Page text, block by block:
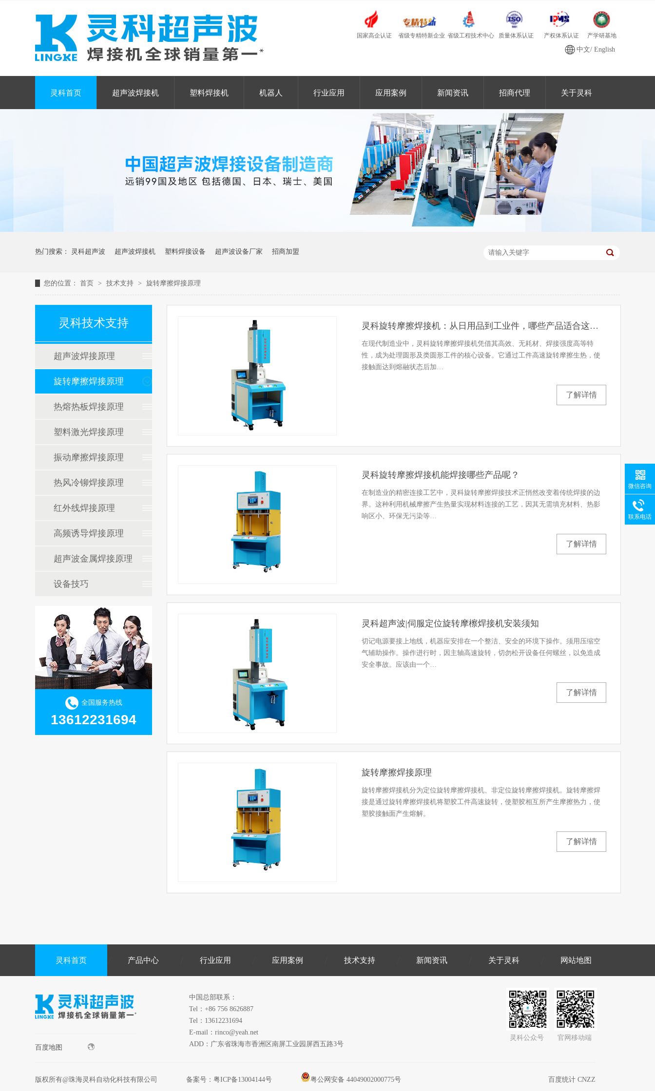
国家高企认证 省级专精特新企业 省级工程技术中心 质量体系认证 产权体系认证 产学研基地
中文/English
灵科首页 超声波焊接机 塑料焊接机 机器人 行业应用 应用案例 新闻资讯 招商代理 关于灵科
热门搜索： 灵科超声波 超声波焊接机 塑料焊接设备 超声波设备厂家 招商加盟
您的位置： 首页 > 技术支持 > 旋转摩擦焊接原理
灵科技术支持
超声波焊接原理
旋转摩擦焊接原理
热熔热板焊接原理
塑料激光焊接原理
振动摩擦焊接原理
热风冷铆焊接原理
红外线焊接原理
高频诱导焊接原理
超声波金属焊接原理
设备技巧
全国服务热线
13612231694
灵科旋转摩擦焊接机：从日用品到工业件，哪些产品适合这种高效焊接？
在现代制造业中，灵科旋转摩擦焊接机凭借其高效、无耗材、焊接强度高等特
性，成为处理圆形及类圆形工件的核心设备。它通过工件高速旋转摩擦生热，使
接触面达到熔融状态后加…
了解详情
灵科旋转摩擦焊接机能焊接哪些产品呢？
在制造业的精密连接工艺中，灵科旋转摩擦焊接技术正悄然改变着传统焊接的边
界。这种利用机械摩擦产生热量实现材料连接的工艺，因其无需填充材料、热影
响区小、环保无污染等…
了解详情
灵科超声波|伺服定位旋转摩檫焊接机安装须知
切记电源要接上地线，机器应安排在一个整洁、安全的环境下操作。须用压缩空
气辅助操作。操作进行时，因主轴高速旋转，切勿松开设备任何螺丝，以免造成
安全事故。应该由一个…
了解详情
旋转摩擦焊接原理
旋转摩擦焊接机分为定位旋转摩擦焊接机、非定位旋转摩擦焊接机。旋转摩擦焊
接是通过旋转摩擦焊接机将塑胶工件高速旋转，使塑胶相互所产生摩擦热力，使
塑胶接触面产生熔解。
了解详情
灵科首页 产品中心 行业应用 应用案例 技术支持 新闻资讯 关于灵科 网站地图
百度地图
中国总部联系：
Tel：+86 756 8626887
Tel：13612231694
E-mail：rinco@yeah.net
ADD：广东省珠海市香洲区南屏工业园屏西五路3号
灵科公众号 官网移动端
版权所有@珠海灵科自动化科技有限公司 备案号： 粤ICP备13004144号 百度统计 CNZZ
粤公网安备 44049002000775号
微信咨询
联系电话